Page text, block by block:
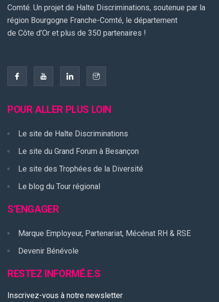
Comté. Un projet de Halte Discriminations, soutenue par la
région Bourgogne Franche-Comté, le département
de Côte d’Or et plus de 350 partenaires !
POUR ALLER PLUS LOIN
Le site de Halte Discriminations
Le site du Grand Forum à Besançon
Le site des Trophées de la Diversité
Le blog du Tour régional
S’ENGAGER
Marque Employeur, Partenariat, Mécénat RH & RSE
Devenir Bénévole
RESTEZ INFORMÉ.E.S
Inscrivez-vous à notre newsletter